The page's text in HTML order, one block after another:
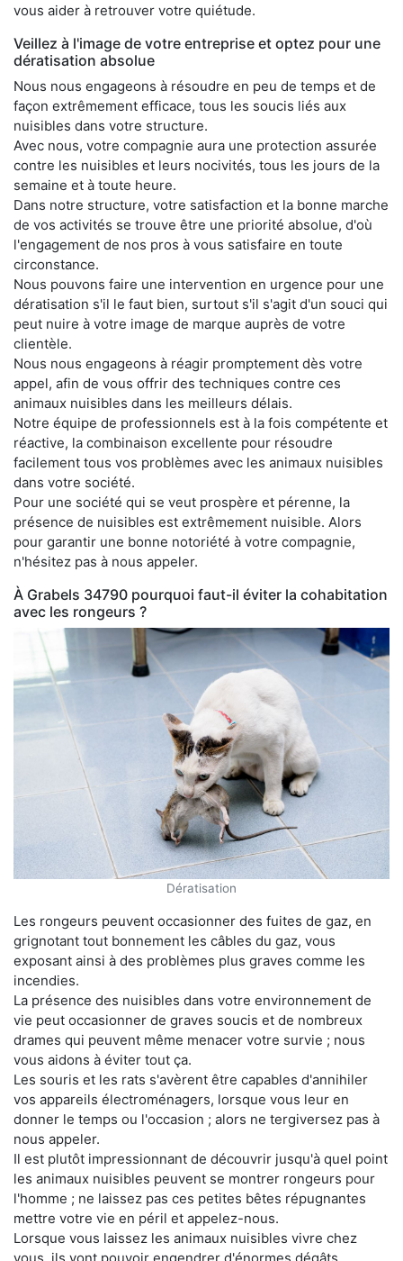
vous aider à retrouver votre quiétude.
Veillez à l'image de votre entreprise et optez pour une
dératisation absolue
Nous nous engageons à résoudre en peu de temps et de
façon extrêmement efficace, tous les soucis liés aux
nuisibles dans votre structure.
Avec nous, votre compagnie aura une protection assurée
contre les nuisibles et leurs nocivités, tous les jours de la
semaine et à toute heure.
Dans notre structure, votre satisfaction et la bonne marche
de vos activités se trouve être une priorité absolue, d'où
l'engagement de nos pros à vous satisfaire en toute
circonstance.
Nous pouvons faire une intervention en urgence pour une
dératisation s'il le faut bien, surtout s'il s'agit d'un souci qui
peut nuire à votre image de marque auprès de votre
clientèle.
Nous nous engageons à réagir promptement dès votre
appel, afin de vous offrir des techniques contre ces
animaux nuisibles dans les meilleurs délais.
Notre équipe de professionnels est à la fois compétente et
réactive, la combinaison excellente pour résoudre
facilement tous vos problèmes avec les animaux nuisibles
dans votre société.
Pour une société qui se veut prospère et pérenne, la
présence de nuisibles est extrêmement nuisible. Alors
pour garantir une bonne notoriété à votre compagnie,
n'hésitez pas à nous appeler.
À Grabels 34790 pourquoi faut-il éviter la cohabitation
avec les rongeurs ?
Dératisation
Les rongeurs peuvent occasionner des fuites de gaz, en
grignotant tout bonnement les câbles du gaz, vous
exposant ainsi à des problèmes plus graves comme les
incendies.
La présence des nuisibles dans votre environnement de
vie peut occasionner de graves soucis et de nombreux
drames qui peuvent même menacer votre survie ; nous
vous aidons à éviter tout ça.
Les souris et les rats s'avèrent être capables d'annihiler
vos appareils électroménagers, lorsque vous leur en
donner le temps ou l'occasion ; alors ne tergiversez pas à
nous appeler.
Il est plutôt impressionnant de découvrir jusqu'à quel point
les animaux nuisibles peuvent se montrer rongeurs pour
l'homme ; ne laissez pas ces petites bêtes répugnantes
mettre votre vie en péril et appelez-nous.
Lorsque vous laissez les animaux nuisibles vivre chez